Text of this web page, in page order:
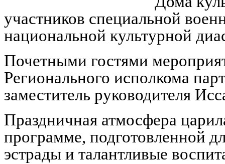
участников специальной
национальной культурной
Почетными гостями
Регионального исполкома
заместитель руководителя
Праздничная атмосфера
программе, подготовленной
эстрады и талантливые